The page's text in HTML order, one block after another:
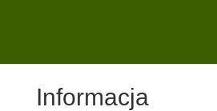
Informacja